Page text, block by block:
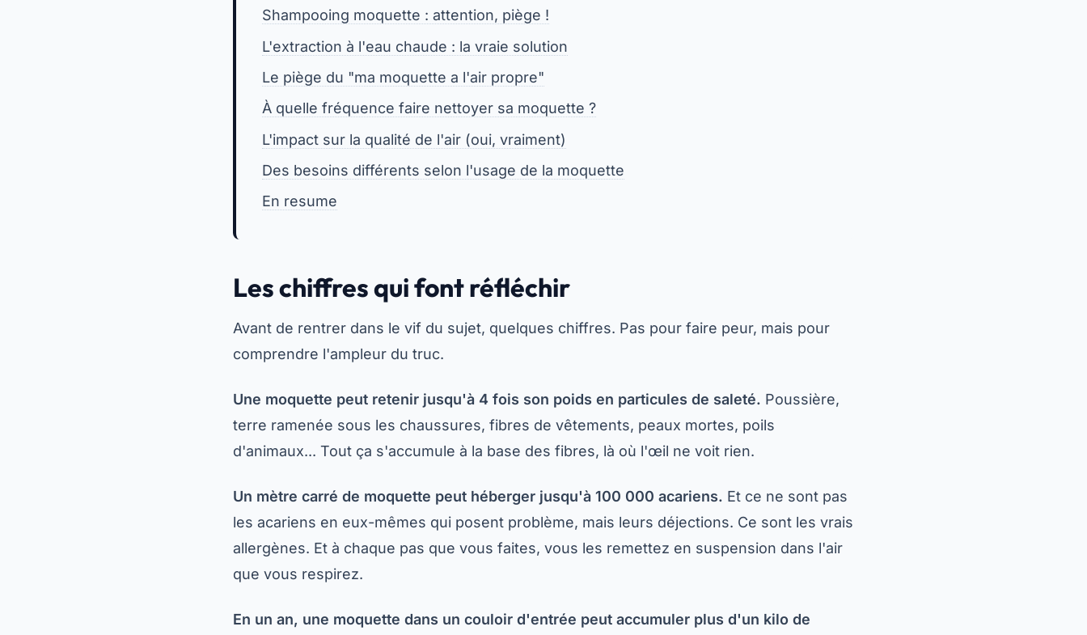
Shampooing moquette : attention, piège !
L'extraction à l'eau chaude : la vraie solution
Le piège du "ma moquette a l'air propre"
À quelle fréquence faire nettoyer sa moquette ?
L'impact sur la qualité de l'air (oui, vraiment)
Des besoins différents selon l'usage de la moquette
En resume
Les chiffres qui font réfléchir
Avant de rentrer dans le vif du sujet, quelques chiffres. Pas pour faire peur, mais pour
comprendre l'ampleur du truc.
Une moquette peut retenir jusqu'à 4 fois son poids en particules de saleté. Poussière,
terre ramenée sous les chaussures, fibres de vêtements, peaux mortes, poils
d'animaux... Tout ça s'accumule à la base des fibres, là où l'œil ne voit rien.
Un mètre carré de moquette peut héberger jusqu'à 100 000 acariens. Et ce ne sont pas
les acariens en eux-mêmes qui posent problème, mais leurs déjections. Ce sont les vrais
allergènes. Et à chaque pas que vous faites, vous les remettez en suspension dans l'air
que vous respirez.
En un an, une moquette dans un couloir d'entrée peut accumuler plus d'un kilo de